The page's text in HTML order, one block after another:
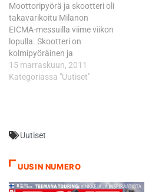
Moottoripyörä ja skootteri oli
takavarikoitu Milanon
EICMA-messuilla viime viikon
lopulla. Skootteri on
kolmipyöräinen ja
muistuttaa erehdyttävästi
tunnetun
tuoteväärennöksestä ja
Poliisille asiasta vihjanneiden
mukaan takavarikoidut
pyörät olivat suoria kopioita.
15 marraskuun, 2011
Kategoriassa "Uutiset"
Uutiset
UUSIN NUMERO